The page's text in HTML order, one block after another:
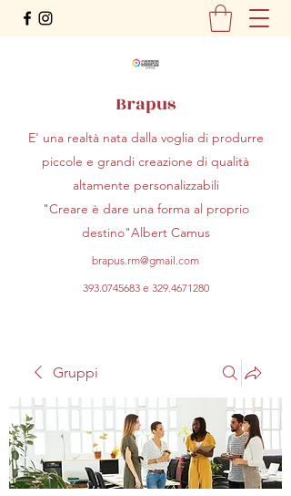
Brapus
E' una realtà nata dalla voglia di produrre
piccole e grandi creazione di qualità
altamente personalizzabili
"Creare è dare una forma al proprio
destino"Albert Camus
brapus.rm@gmail.com
393.0745683e 329.4671280
Gruppi